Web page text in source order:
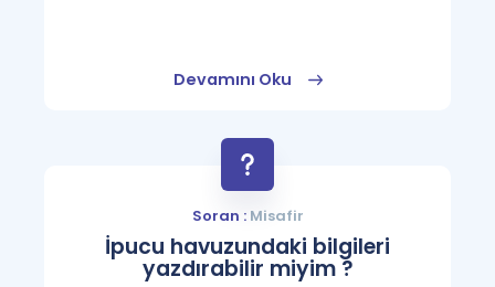
Devamını Oku
Soran :Misafir
İpucu havuzundaki bilgileri
yazdırabilir miyim ?